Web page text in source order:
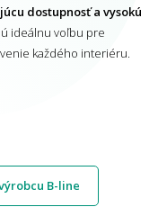
dostupnosť a vysokú
ideálnu voľbu pre
každého interiéru.
B-line